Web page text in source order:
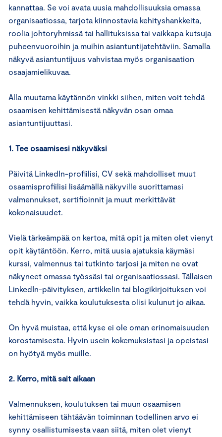
kannattaa. Se voi avata uusia mahdollisuuksia omassa
organisaatiossa, tarjota kiinnostavia kehityshankkeita,
roolia johtoryhmissä tai hallituksissa tai vaikkapa kutsuja
puheenvuoroihin ja muihin asiantuntijatehtäviin. Samalla
näkyvä asiantuntijuus vahvistaa myös organisaation
osaajamielikuvaa.
Alla muutama käytännön vinkki siihen, miten voit tehdä
osaamisen kehittämisestä näkyvän osan omaa
asiantuntijuuttasi.
1. Tee osaamisesi näkyväksi
Päivitä LinkedIn-profiilisi, CV sekä mahdolliset muut
osaamisprofiilisi lisäämällä näkyville suorittamasi
valmennukset, sertifioinnit ja muut merkittävät
kokonaisuudet.
Vielä tärkeämpää on kertoa, mitä opit ja miten olet vienyt
opit käytäntöön. Kerro, mitä uusia ajatuksia käymäsi
kurssi, valmennus tai tutkinto tarjosi ja miten ne ovat
näkyneet omassa työssäsi tai organisaatiossasi. Tällaisen
LinkedIn-päivityksen, artikkelin tai blogikirjoituksen voi
tehdä hyvin, vaikka koulutuksesta olisi kulunut jo aikaa.
On hyvä muistaa, että kyse ei ole oman erinomaisuuden
korostamisesta. Hyvin usein kokemuksistasi ja opeistasi
on hyötyä myös muille.
2. Kerro, mitä sait aikaan
Valmennuksen, koulutuksen tai muun osaamisen
kehittämiseen tähtäävän toiminnan todellinen arvo ei
synny osallistumisesta vaan siitä, miten olet vienyt